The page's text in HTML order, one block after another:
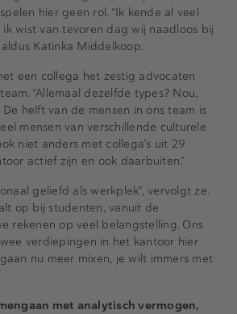
hier geen rol. “Ik kende al veel
ik wist van tevoren dag wij naadloos bij
Katinka Middelkoop.
een collega het zestig advocaten
“Allemaal dezelfde types? Nou,
helft van de mensen in ons team is
mensen van verschillende culturele
niet anders met collega’s uit 29
actief zijn en ook daarbuiten.”
geliefd als werkplek”, vervolgt ze.
op bij studenten, vanuit de
rekenen op veel belangstelling. Ons
verdiepingen in het kantoor hier
nu meer mixen, je wilt immers met
met analytisch vermogen,